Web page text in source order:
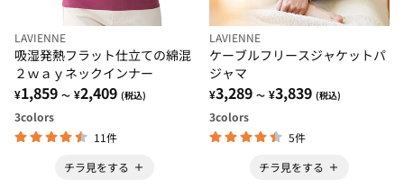
LAVIENNE
吸湿発熱フラット仕立ての綿混
２ｗａｙネックインナー
¥1,859 ～ ¥2,409 (税込)
3colors
11件
チラ見をする
LAVIENNE
ケーブルフリースジャケットパ
ジャマ
¥3,289 ～ ¥3,839 (税込)
3colors
5件
チラ見をする